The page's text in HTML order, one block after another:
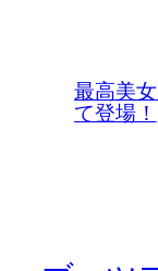
最高美
て登場！